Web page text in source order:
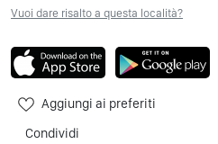
Vuoi dare risalto a questa località?
Aggiungi ai preferiti
Condividi